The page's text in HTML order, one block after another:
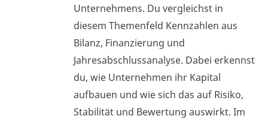
Unternehmens. Du vergleichst in
diesem Themenfeld Kennzahlen aus
Bilanz, Finanzierung und
Jahresabschlussanalyse. Dabei erkennst
du, wie Unternehmen ihr Kapital
aufbauen und wie sich das auf Risiko,
Stabilität und Bewertung auswirkt. Im